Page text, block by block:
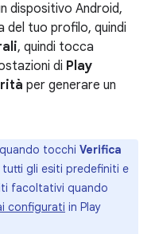
dispositivo Android,
del tuo profilo, quindi
, quindi tocca
di Play
per generare un
tocchi Verifica
gli esiti predefiniti e
facoltativi quando
configurati in Play